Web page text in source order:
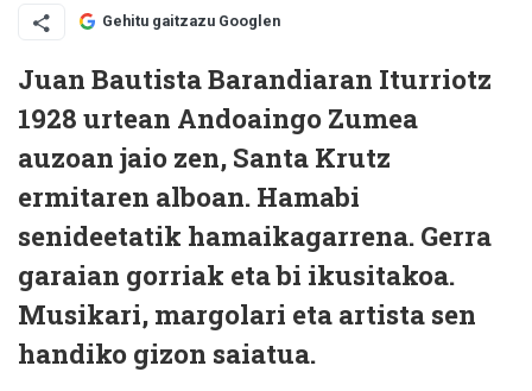
Gehitu gaitzazu Googlen
Juan Bautista Barandiaran Iturriotz
1928 urtean Andoaingo Zumea
auzoan jaio zen, Santa Krutz
ermitaren alboan. Hamabi
senideetatik hamaikagarrena. Gerra
garaian gorriak eta bi ikusitakoa.
Musikari, margolari eta artista sen
handiko gizon saiatua.